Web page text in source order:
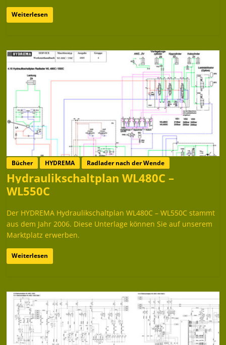
Weiterlesen
Bücher HYDREMA Radlader nach der Wende
Hydraulikschaltplan WL480C –
WL550C
Der HYDREMA Hydraulikschaltplan WL480C – WL550C stammt
aus dem Jahr 2006. Diese Unterlage können Sie auf unserem
Marktplatz erwerben.
Weiterlesen